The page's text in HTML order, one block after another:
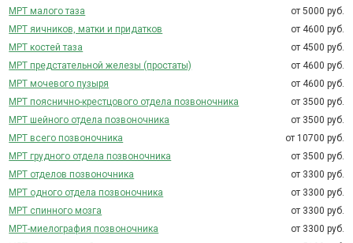
МРТ малого таза
от 5000 руб.
МРТ яичников, матки и придатков
от 4600 руб.
МРТ костей таза
от 4500 руб.
МРТ предстательной железы (простаты)
от 4600 руб.
МРТ мочевого пузыря
от 4600 руб.
МРТ пояснично-крестцового отдела позвоночника
от 3500 руб.
МРТ шейного отдела позвоночника
от 3500 руб.
МРТ всего позвоночника
от 10700 руб.
МРТ грудного отдела позвоночника
от 3500 руб.
МРТ отделов позвоночника
от 3300 руб.
МРТ одного отдела позвоночника
от 3300 руб.
МРТ спинного мозга
от 3300 руб.
МРТ-миелография позвоночника
от 3300 руб.